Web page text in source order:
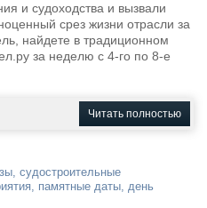
и судоходства и вызвали
срез жизни отрасли за
найдете в традиционном
за неделю с 4-го по 8-е
Читать полностью
, судостроительные
, памятные даты, день